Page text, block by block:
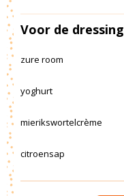
Voor de dressing
zure room
yoghurt
mierikswortelcrème
citroensap